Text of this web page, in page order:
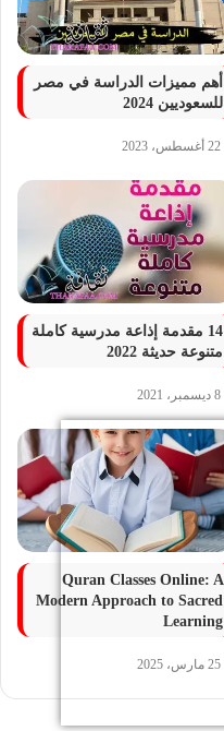
أهم مميزات الدراسة في مصر
للسعوديين 2024
22 أغسطس، 2023
14 مقدمة إذاعة مدرسية كاملة
متنوعة حديثة 2022
8 ديسمبر، 2021
Quran Classes Online: A
Modern Approach to Sacred
Learning
25 مارس، 2025